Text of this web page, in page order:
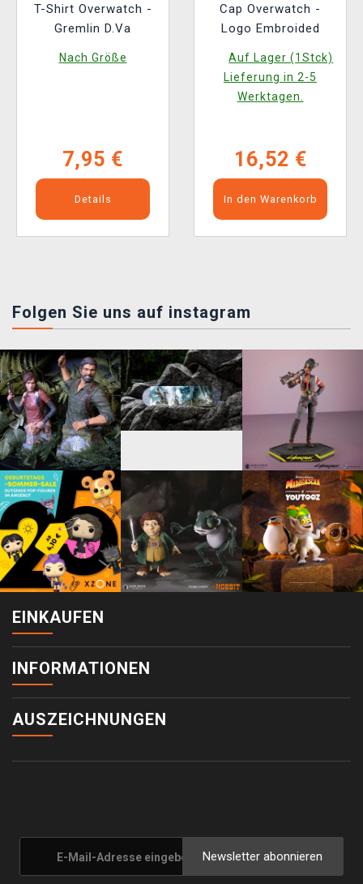
T-Shirt Overwatch -
Gremlin D.Va
Nach Größe
7,95 €
Details
Cap Overwatch -
Logo Embroided
Auf Lager (1Stck)
Lieferung in 2-5
Werktagen.
16,52 €
In den Warenkorb
Folgen Sie uns auf instagram
EINKAUFEN
INFORMATIONEN
AUSZEICHNUNGEN
Newsletter abonnieren